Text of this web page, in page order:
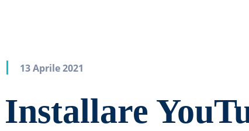
13 Aprile 2021
Installare